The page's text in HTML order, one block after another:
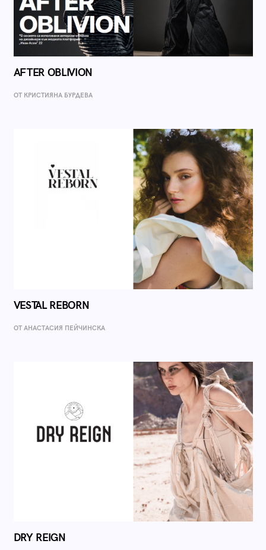
AFTER OBLIVION
ОТ КРИСТИЯНА БУРДЕВА
VESTAL REBORN
ОТ AНАСТАСИЯ ПЕЙЧИНСКА
DRY REIGN